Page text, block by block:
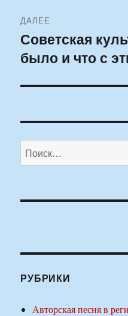
ДАЛЕЕ
Следующая
запись:
Советская
было и что с
Искать:
РУБРИКИ
Авторская песня в